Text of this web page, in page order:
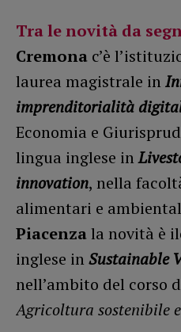
Tra lenovità da
Cremona c’è
laurea magistrale in
imprenditorialità
Economia e
lingua inglese in
innovation, nella
alimentari e
Piacenzala novità è
inglese inSustainable
nell’ambito del corso
Agricoltura sostenibile